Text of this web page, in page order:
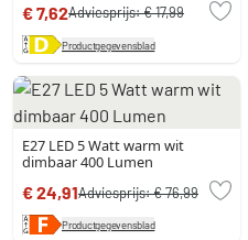
€ 7,62Adviesprijs:€ 17,99
Productgegevensblad
E27 LED 5 Watt warm wit
dimbaar 400 Lumen
€ 24,91Adviesprijs:€ 76,99
Productgegevensblad